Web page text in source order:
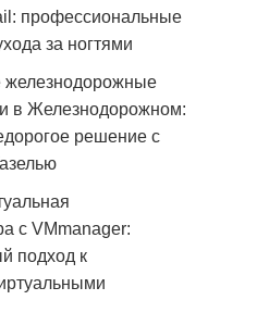
профессиональные
за ногтями
в Железнодорожном:
решение с
с VMmanager:
подход к